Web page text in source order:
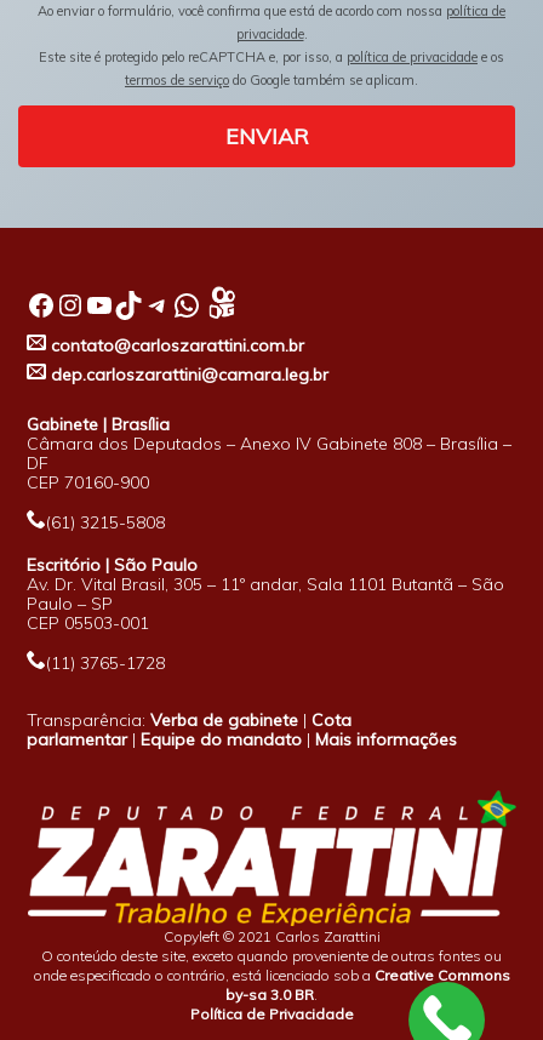
Ao enviar o formulário, você confirma que está de acordo com nossa política de
privacidade.
Este site é protegido pelo reCAPTCHA e, por isso, a política de privacidade e os
termos de serviço do Google também se aplicam.
ENVIAR
Facebook InstagramYoutube TikTok Telegram WhatsApp
contato@carloszarattini.com.br
dep.carloszarattini@camara.leg.br
Gabinete | Brasília
Câmara dos Deputados – Anexo IV Gabinete 808 – Brasília –
DF
CEP 70160-900
(61) 3215-5808
Escritório | São Paulo
Av. Dr. Vital Brasil, 305 – 11º andar, Sala 1101 Butantã – São
Paulo – SP
CEP 05503-001
(11) 3765-1728
Transparência:Verba de gabinete |Cota
parlamentar|Equipe do mandato |Mais informações
Copyleft © 2021 Carlos Zarattini
O conteúdo deste site, exceto quando proveniente de outras fontes ou
onde especificado o contrário, está licenciado sob a Creative Commons
by-sa 3.0 BR
Política de Privacidade